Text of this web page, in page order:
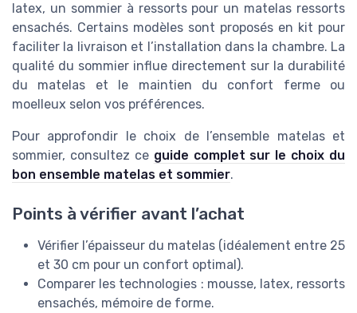
latex, un sommier à ressorts pour un matelas ressorts
ensachés. Certains modèles sont proposés en kit pour
faciliter la livraison et l’installation dans la chambre. La
qualité du sommier influe directement sur la durabilité
du matelas et le maintien du confort ferme ou
moelleux selon vos préférences.
Pour approfondir le choix de l’ensemble matelas et
sommier, consultez ce guide complet sur le choix du
bon ensemble matelas et sommier.
Points à vérifier avant l’achat
Vérifier l’épaisseur du matelas (idéalement entre 25
et 30 cm pour un confort optimal).
Comparer les technologies : mousse, latex, ressorts
ensachés, mémoire de forme.